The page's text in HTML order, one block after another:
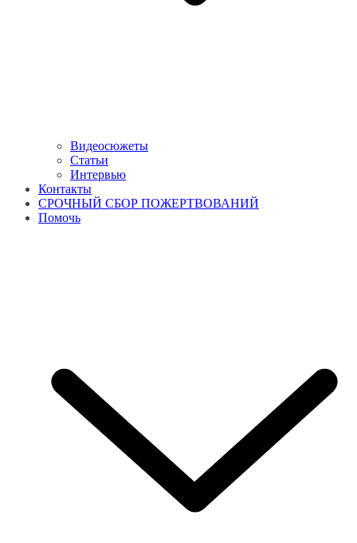
Видеосюжеты
Статьи
Интервью
Контакты
СРОЧНЫЙ СБОР ПОЖЕРТВОВАНИЙ
Помочь